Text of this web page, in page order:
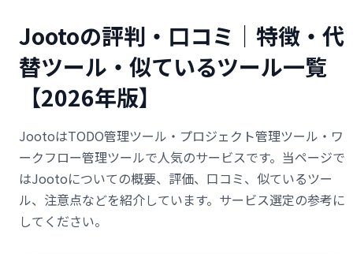
Jootoの評判・口コミ｜特徴・代
替ツール・似ているツール一覧
【2026年版】
JootoはTODO管理ツール・プロジェクト管理ツール・ワ
ークフロー管理ツールで人気のサービスです。当ページで
はJootoについての概要、評価、口コミ、似ているツー
ル、注意点などを紹介しています。サービス選定の参考に
してください。